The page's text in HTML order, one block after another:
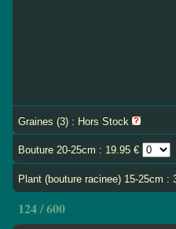
Graines (3) : Hors Stock
Bouture 20-25cm : 19.95 €
Plant (bouture racinee) 15-25cm :
124 / 600